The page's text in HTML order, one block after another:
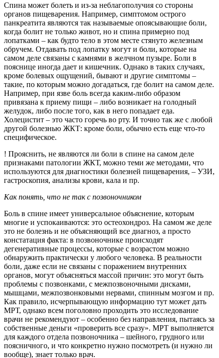
Спина может болеть и из-за неблагополучия со стороны
органов пищеварения. Например, симптомом острого
панкреатита являются так называемые опоясывающие боли,
когда болит не только живот, но и спина примерно под
лопатками – как будто тело в этом месте стянуто железным
обручем. Отдавать под лопатку могут и боли, которые на
самом деле связаны с камнями в желчном пузыре. Боли в
пояснице иногда дает и кишечник. Однако в таких случаях,
кроме болевых ощущений, бывают и другие симптомы –
такие, по которым можно догадаться, где болит на самом деле.
Например, при язве боль всегда каким-либо образом
привязана к приему пищи – либо возникает на голодный
желудок, либо после того, как в него попадает еда.
Холецистит – это часто горечь во рту. И точно так же с любой
другой болезнью ЖКТ: кроме боли, обычно есть еще что-то
специфическое.
! Прояснить, не являются ли боли в спине на самом деле
признаками патологии ЖКТ, можно теми же методами, что
используются для диагностики болезней пищеварения, – УЗИ,
гас­троскопия, анализы крови, кала и пр.
Как понять, что не так с позвоночником
Боль в спине имеет универсальное объяснение, которым
многие и успокаиваются: это остеохондроз. На самом же деле
это не болезнь и не объясняющий все диагноз, а просто
констатация факта: в позвоночнике происходят
дегенеративные процессы, которые с возрастом можно
обнаружить практически у любого человека. В реальности
боли, даже если не связаны с поражением внутренних
органов, могут объясняться массой причин: это могут быть
проблемы с позвонками, с межпозвоночными дисками,
мышцами, межпозвонковыми нервами, спинным мозгом и пр.
Как правило, исчерпывающую информацию тут может дать
МРТ, однако всем поголовно проходить это исследование
врачи не рекомендуют – особенно без направления, пытаясь за
собственные деньги «проверить все сразу». МРТ выполняется
для каждого отдела позвоночника – шейного, грудного или
поясничного, и что конкретно нужно посмотреть (и нужно ли
вообще), знает только врач.